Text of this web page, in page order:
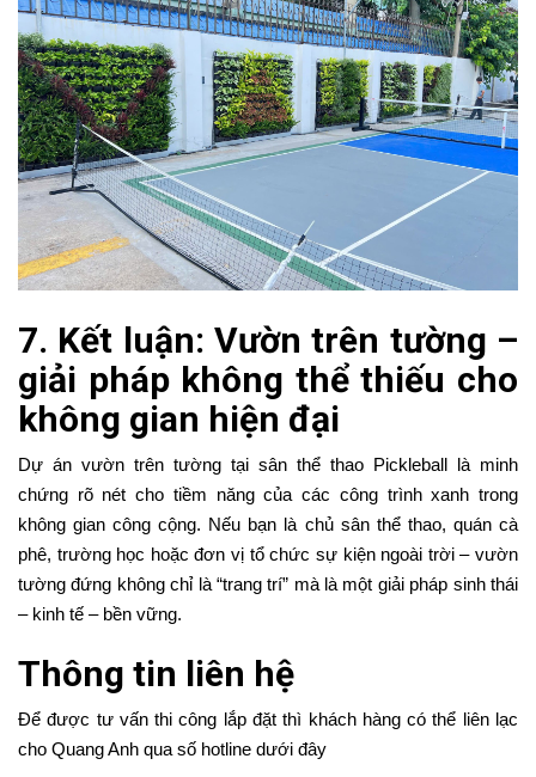
7. Kết luận: Vườn trên tường –
giải pháp không thể thiếu cho
không gian hiện đại
Dự án vườn trên tường tại sân thể thao Pickleball là minh
chứng rõ nét cho tiềm năng của các công trình xanh trong
không gian công cộng. Nếu bạn là chủ sân thể thao, quán cà
phê, trường học hoặc đơn vị tổ chức sự kiện ngoài trời – vườn
tường đứng không chỉ là “trang trí” mà là một giải pháp sinh thái
– kinh tế – bền vững.
Thông tin liên hệ
Để được tư vấn thi công lắp đặt thì khách hàng có thể liên lạc
cho Quang Anh qua số hotline dưới đây